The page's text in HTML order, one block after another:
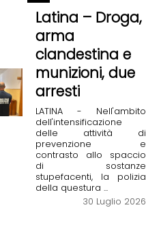
Latina – Droga,
arma
clandestina e
munizioni, due
arresti
LATINA - Nell'ambito
dell'intensificazione
delle attività di
prevenzione e
contrasto allo spaccio
di sostanze
stupefacenti, la polizia
della questura ...
30 Luglio 2026